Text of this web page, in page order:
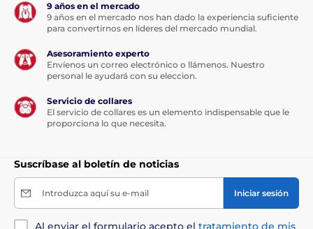
9 años en el mercado
9 años en el mercado nos han dado la experiencia suficiente
para convertirnos en líderes del mercado mundial.
Asesoramiento experto
Envíenos un correo electrónico o llámenos. Nuestro
personal le ayudará con su eleccion.
Servicio de collares
El servicio de collares es un elemento indispensable que le
proporciona lo que necesita.
Suscríbase al boletín de noticias
Introduzca aquí su e-mail Iniciar sesión
Al enviar el formulario acepto el tratamiento de mis